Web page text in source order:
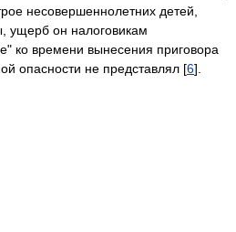
несовершеннолетних детей,
ущерб он налоговикам
ко времени вынесения приговора
опасности не представлял [6].